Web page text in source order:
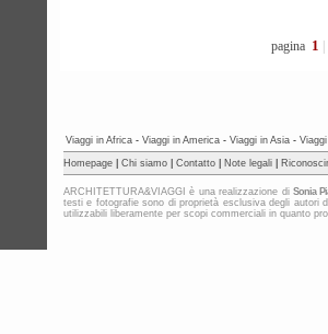
pagina 1
Viaggi in Africa - Viaggi in America - Viaggi in Asia -
Homepage Chi siamo Contatto Note legali
ARCHITETTURA&VIAGGI è una realizzazione diSonia
testi e fotografie sono di proprietà esclusiva degli autori
utilizzabili liberamente per scopi commerciali in quanto